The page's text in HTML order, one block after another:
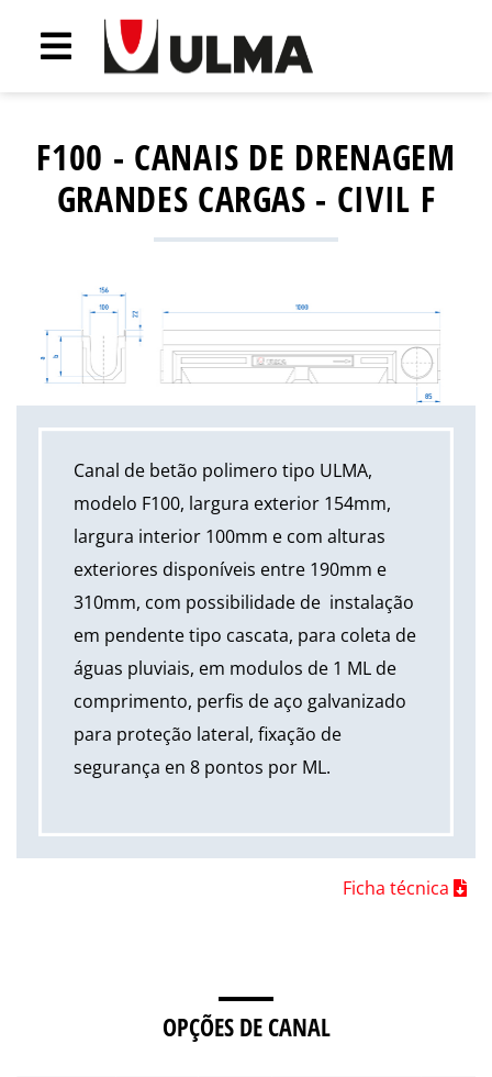
F100 - CANAIS DE DRENAGEM
GRANDES CARGAS - CIVIL F
Canal de betão polimero tipo ULMA,
modelo F100, largura exterior 154mm,
largura interior 100mm e com alturas
exteriores disponíveis entre 190mm e
310mm, com possibilidade de instalação
em pendente tipo cascata, para coleta de
águas pluviais, em modulos de 1 ML de
comprimento, perfis de aço galvanizado
para proteção lateral, fixação de
segurança en 8 pontos por ML.
Ficha técnica
OPÇÕES DE CANAL